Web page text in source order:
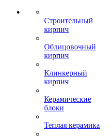
Строительный
кирпич
Облицовочный
кирпич
Клинкерный
кирпич
Керамические
блоки
Теплая керамика